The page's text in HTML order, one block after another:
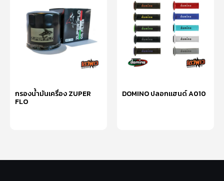
กรองน้ำมันเครื่อง ZUPER
FLO
DOMINO ปลอกแฮนด์ A010